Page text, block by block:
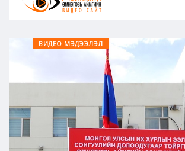
ВИДЕО МЭДЭЭЛЭЛ